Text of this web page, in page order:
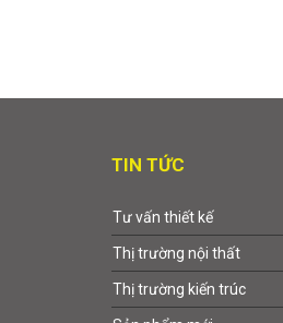
TIN TỨC
Tư vấn thiết kế
Thị trường nội thất
Thị trường kiến trúc